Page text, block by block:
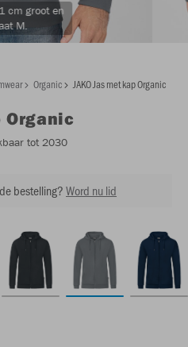
cm groot en
M.
Organic JAKO Jas met kap Organic
Organic
tot 2030
bestelling?Word nu lid